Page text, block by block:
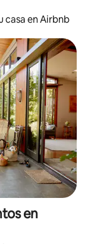
casa en Airbnb
en